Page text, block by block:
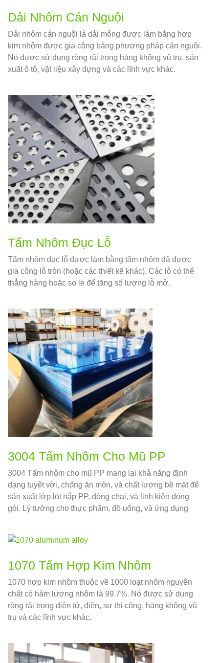
Dải Nhôm Cán Nguội
Dải nhôm cán nguội là dải mỏng được làm bằng hợp
kim nhôm được gia công bằng phương pháp cán nguội.
Nó được sử dụng rộng rãi trong hàng không vũ trụ, sản
xuất ô tô, vật liệu xây dựng và các lĩnh vực khác.
Tấm Nhôm Đục Lỗ
Tấm nhôm đục lỗ được làm bằng tấm nhôm đã được
gia công lỗ tròn (hoặc các thiết kế khác). Các lỗ có thể
thẳng hàng hoặc so le để tăng số lượng lỗ mở.
3004 Tấm Nhôm Cho Mũ PP
3004 Tấm nhôm cho mũ PP mang lại khả năng định
dạng tuyệt vời, chống ăn mòn, và chất lượng bề mặt để
sản xuất lớp lót nắp PP, đóng chai, và linh kiện đóng
gói. Lý tưởng cho thực phẩm, đồ uống, và ứng dụng
1070 Tấm Hợp Kim Nhôm
1070 hợp kim nhôm thuộc về 1000 loạt nhôm nguyên
chất có hàm lượng nhôm là 99.7%. Nó được sử dụng
rộng rãi trong điện tử, điện, sự thi công, hàng không vũ
trụ và các lĩnh vực khác.